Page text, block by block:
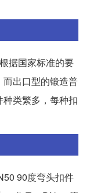
据国家标准的要
出口型的锻造普
类繁多，每种扣
90度弯头扣件